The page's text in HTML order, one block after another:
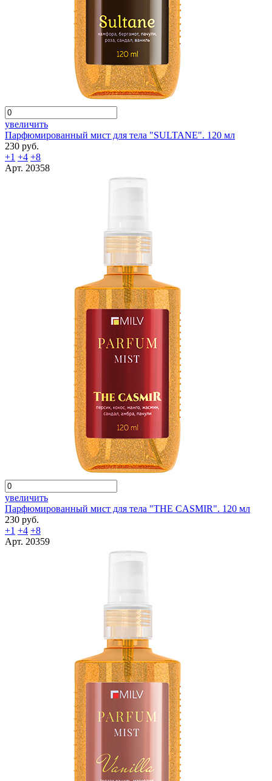
увеличить
Парфюмированный мист для тела "SULTANE". 120 мл
230 руб.
+1 +4 +8
Арт. 20358
увеличить
Парфюмированный мист для тела "THE CASMIR". 120 мл
230 руб.
+1 +4 +8
Арт. 20359